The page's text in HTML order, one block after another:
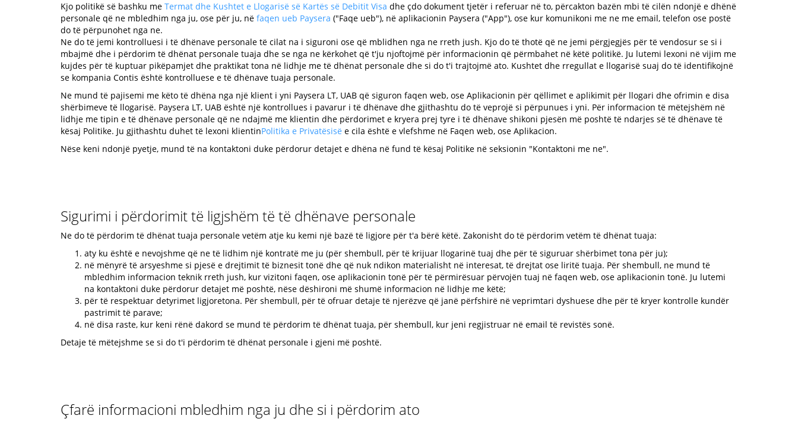
Kjo politikë së bashku me Termat dhe Kushtet e Llogarisë së Kartës së Debitit Visa dhe çdo dokument tjetër i referuar në to, përcakton bazën mbi të cilën ndonjë e dhënë
personale që ne mbledhim nga ju, ose për ju, në faqen ueb Paysera ("Faqe ueb"), në aplikacionin Paysera ("App"), ose kur komunikoni me ne me email, telefon ose postë
do të përpunohet nga ne.
Ne do të jemi kontrolluesi i të dhënave personale të cilat na i siguroni ose që mblidhen nga ne rreth jush. Kjo do të thotë që ne jemi përgjegjës për të vendosur se si i
mbajmë dhe i përdorim të dhënat personale tuaja dhe se nga ne kërkohet që t'ju njoftojmë për informacionin që përmbahet në këtë politikë. Ju lutemi lexoni në vijim me
kujdes për të kuptuar pikëpamjet dhe praktikat tona në lidhje me të dhënat personale dhe si do t'i trajtojmë ato. Kushtet dhe rregullat e llogarisë suaj do të identifikojnë
se kompania Contis është kontrolluese e të dhënave tuaja personale.
Ne mund të pajisemi me këto të dhëna nga një klient i yni Paysera LT, UAB që siguron faqen web, ose Aplikacionin për qëllimet e aplikimit për llogari dhe ofrimin e disa
shërbimeve të llogarisë. Paysera LT, UAB është një kontrollues i pavarur i të dhënave dhe gjithashtu do të veprojë si përpunues i yni. Për informacion të mëtejshëm në
lidhje me tipin e të dhënave personale që ne ndajmë me klientin dhe përdorimet e kryera prej tyre i të dhënave shikoni pjesën më poshtë të ndarjes së të dhënave të
kësaj Politike. Ju gjithashtu duhet të lexoni klientinPolitika e Privatësisë e cila është e vlefshme në Faqen web, ose Aplikacion.
Nëse keni ndonjë pyetje, mund të na kontaktoni duke përdorur detajet e dhëna në fund të kësaj Politike në seksionin "Kontaktoni me ne".
Sigurimi i përdorimit të ligjshëm të të dhënave personale
Ne do të përdorim të dhënat tuaja personale vetëm atje ku kemi një bazë të ligjore për t'a bërë këtë. Zakonisht do të përdorim vetëm të dhënat tuaja:
aty ku është e nevojshme që ne të lidhim një kontratë me ju (për shembull, për të krijuar llogarinë tuaj dhe për të siguruar shërbimet tona për ju);
në mënyrë të arsyeshme si pjesë e drejtimit të biznesit tonë dhe që nuk ndikon materialisht në interesat, të drejtat ose liritë tuaja. Për shembull, ne mund të
mbledhim informacion teknik rreth jush, kur vizitoni faqen, ose aplikacionin tonë për të përmirësuar përvojën tuaj në faqen web, ose aplikacionin tonë. Ju lutemi
na kontaktoni duke përdorur detajet më poshtë, nëse dëshironi më shumë informacion në lidhje me këtë;
për të respektuar detyrimet ligjoretona. Për shembull, për të ofruar detaje të njerëzve që janë përfshirë në veprimtari dyshuese dhe për të kryer kontrolle kundër
pastrimit të parave;
në disa raste, kur keni rënë dakord se mund të përdorim të dhënat tuaja, për shembull, kur jeni regjistruar në email të revistës sonë.
Detaje të mëtejshme se si do t'i përdorim të dhënat personale i gjeni më poshtë.
Çfarë informacioni mbledhim nga ju dhe si i përdorim ato